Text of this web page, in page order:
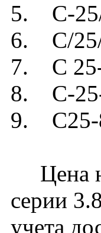
5. С-󠇯
6. С/
7. С
8. C-󠇯
9. С25-
Цена
серии
учета